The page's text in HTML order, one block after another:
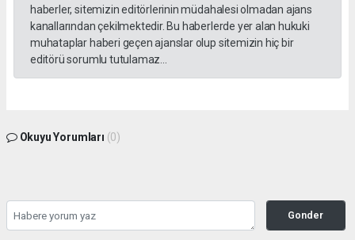
haberler, sitemizin editörlerinin müdahalesi olmadan ajans
kanallarından çekilmektedir. Bu haberlerde yer alan hukuki
muhataplar haberi geçen ajanslar olup sitemizin hiç bir
editörü sorumlu tutulamaz...
Okuyu Yorumları (0)
Gonder